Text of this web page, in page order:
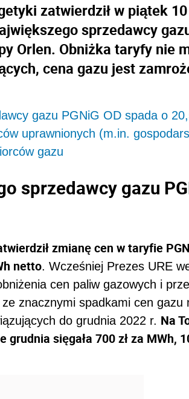
zatwierdził w piątek
sprzedawcy
Orlen. Obniżka taryfy nie
cena gazu jest
gazu PGNiG OD spada o
uprawnionych (m.in.
gazu
sprzedawcy gazu
zmianę cen w taryfie
netto. Wcześniej Prezes URE
cen paliw gazowych i
znacznymi spadkami cen gazu
do grudnia 2022 r. Na
grudnia sięgała 700 zł za MWh,